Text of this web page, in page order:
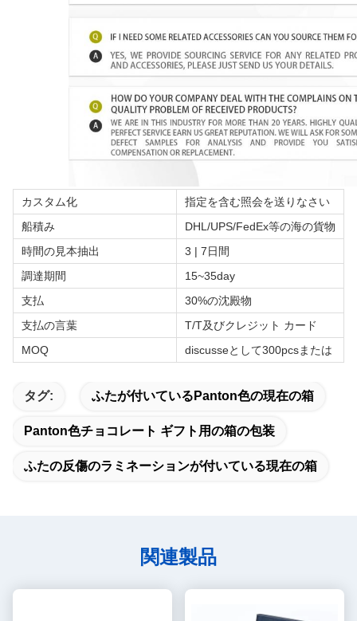
カスタム化
指定を含む照会を送りなさい
船積み
DHL/UPS/FedEx等の海の貨物
時間の見本抽出
3 | 7日間
調達期間
15~35day
支払
30%の沈殿物
支払の言葉
T/T及びクレジット カード
MOQ
discusseとして300pcsまたは
タグ: ふたが付いているPanton色の現在の箱
Panton色チョコレート ギフト用の箱の包装
ふたの反傷のラミネーションが付いている現在の箱
関連製品